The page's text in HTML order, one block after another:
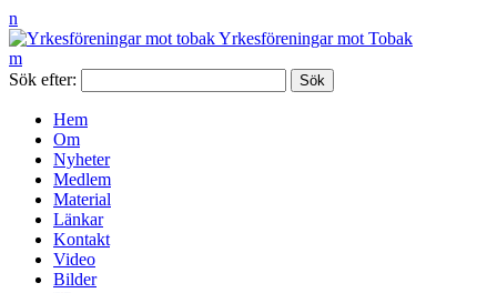
n
Yrkesföreningar mot Tobak
m
Sök efter:
Hem
Om
Nyheter
Medlem
Material
Länkar
Kontakt
Video
Bilder